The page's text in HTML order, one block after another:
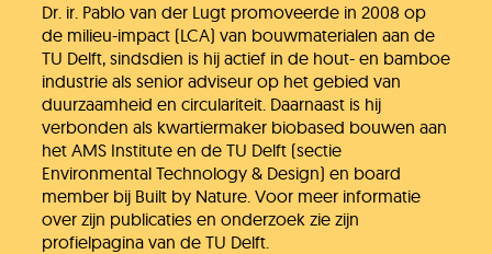
Dr. ir. Pablo van der Lugt promoveerde in 2008 op
de milieu-impact (LCA) van bouwmaterialen aan de
TU Delft, sindsdien is hij actief in de hout- en bamboe
industrie als senior adviseur op het gebied van
duurzaamheid en circulariteit. Daarnaast is hij
verbonden als kwartiermaker biobased bouwen aan
het AMS Institute en de TU Delft (sectie
Environmental Technology & Design) en board
member bij Built by Nature. Voor meer informatie
over zijn publicaties en onderzoek zie zijn
profielpagina van de TU Delft.